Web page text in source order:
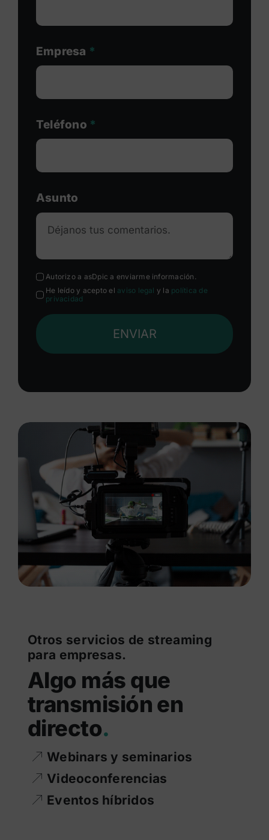
Empresa *
Teléfono *
Asunto
Autorizo a asDpic a enviarme información.
He leído y acepto el aviso legal y la política de
privacidad
ENVIAR
Otros servicios de streaming
para empresas.
Algo más que
transmisión en
directo.
Webinars y seminarios
Videoconferencias
Eventos híbridos